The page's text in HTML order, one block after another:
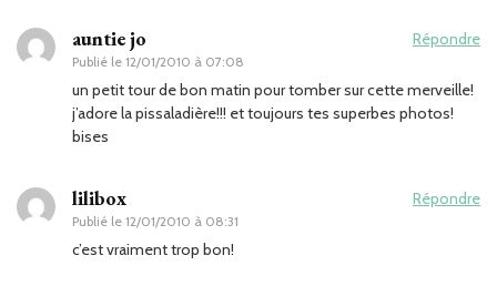
auntie jo
Publié le 12/01/2010 à 07:08
Répondre
un petit tour de bon matin pour tomber sur cette merveille!
j’adore la pissaladière!!! et toujours tes superbes photos!
bises
lilibox
Publié le 12/01/2010 à 08:31
Répondre
c’est vraiment trop bon!